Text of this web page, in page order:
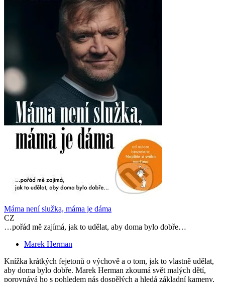
Máma není služka, máma je dáma
CZ
…pořád mě zajímá, jak to udělat, aby doma bylo dobře…
Marek Herman
Knížka krátkých fejetonů o výchově a o tom, jak to vlastně udělat,
aby doma bylo dobře. Marek Herman zkoumá svět malých dětí,
porovnává ho s pohledem nás dospělých a hledá základní kameny,